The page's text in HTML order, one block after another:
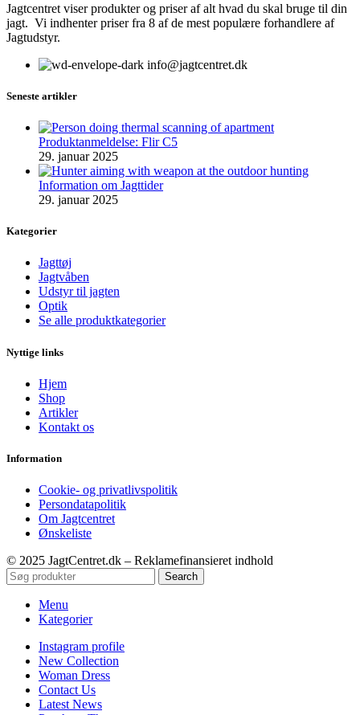
Jagtcentret viser produkter og priser af alt hvad du skal bruge til din
jagt. Vi indhenter priser fra 8 af de mest populære forhandlere af
Jagtudstyr.
info@jagtcentret.dk
Seneste artikler
Produktanmeldelse: Flir C5
29. januar 2025
Information om Jagttider
29. januar 2025
Kategorier
Jagttøj
Jagtvåben
Udstyr til jagten
Optik
Se alle produktkategorier
Nyttige links
Hjem
Shop
Artikler
Kontakt os
Information
Cookie- og privatlivspolitik
Persondatapolitik
Om Jagtcentret
Ønskeliste
© 2025 JagtCentret.dk – Reklamefinansieret indhold
Search
Menu
Kategorier
Instagram profile
New Collection
Woman Dress
Contact Us
Latest News